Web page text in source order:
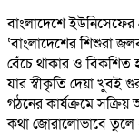
বাংলাদেশে ইউনিসেফের
‘বাংলাদেশের শিশুরা
বেঁচে থাকার ও বিকশিত
যার স্বীকৃতি দেয়া খুবই
গঠনের কার্যক্রমে সক্রিয়
কথা জোরালোভাবে তুলে